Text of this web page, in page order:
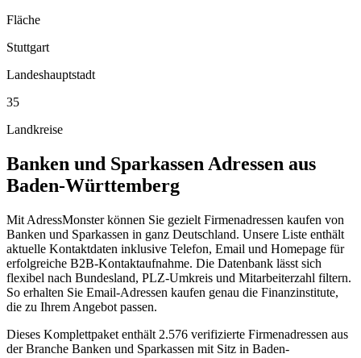
Fläche
Stuttgart
Landeshauptstadt
35
Landkreise
Banken und Sparkassen Adressen aus
Baden-Württemberg
Mit AdressMonster können Sie gezielt Firmenadressen kaufen von
Banken und Sparkassen in ganz Deutschland. Unsere Liste enthält
aktuelle Kontaktdaten inklusive Telefon, Email und Homepage für
erfolgreiche B2B-Kontaktaufnahme. Die Datenbank lässt sich
flexibel nach Bundesland, PLZ-Umkreis und Mitarbeiterzahl filtern.
So erhalten Sie Email-Adressen kaufen genau die Finanzinstitute,
die zu Ihrem Angebot passen.
Dieses Komplettpaket enthält 2.576 verifizierte Firmenadressen aus
der Branche Banken und Sparkassen mit Sitz in Baden-